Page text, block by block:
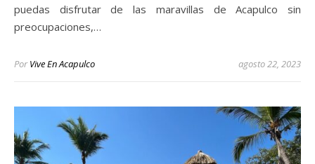
puedas disfrutar de las maravillas de Acapulco sin
preocupaciones,…
Por Vive En Acapulco agosto 22, 2023